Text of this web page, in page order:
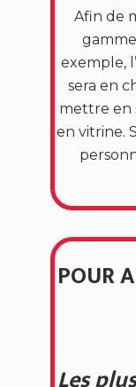
Afin de
exemple,
sera en
mettre en
en vitrine.
POUR